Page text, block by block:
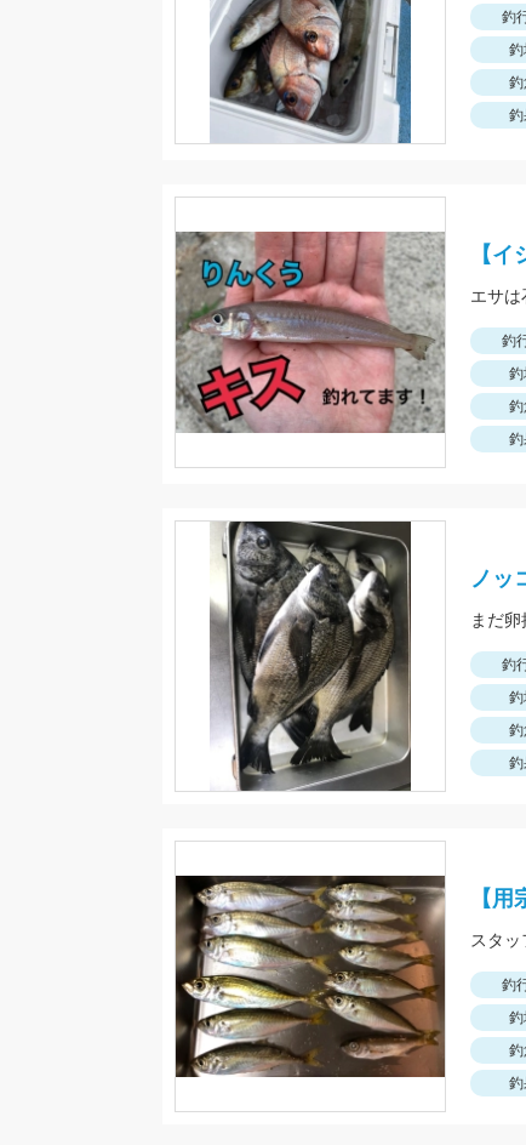
釣
釣
釣
釣
【
エサは
釣
釣
釣
釣
ノッ
まだ
釣
釣
釣
釣
【
釣
釣
釣
釣